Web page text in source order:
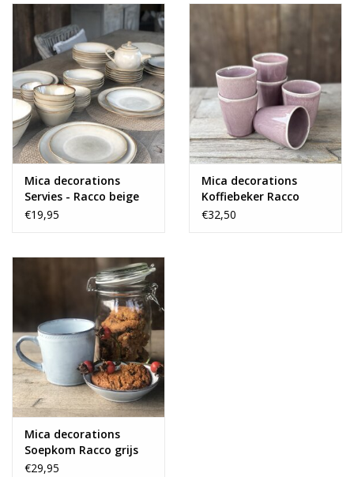
Mica decorations
Servies - Racco beige
vanaf
€19,95
Mica decorations
Koffiebeker Racco
paars - set van 6
€32,50
Mica decorations
Soepkom Racco grijs
XL - set van 4
€29,95